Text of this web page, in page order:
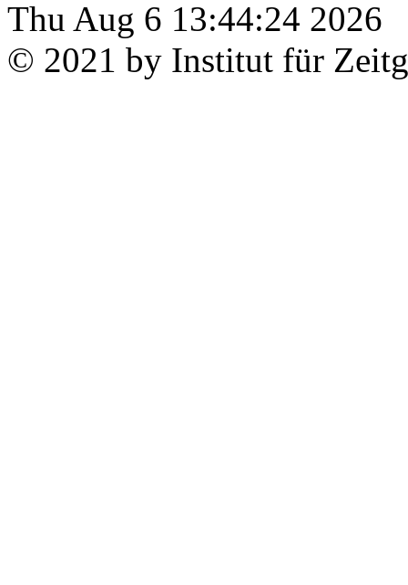
Thu Aug 6 13:44:24 2026
© 2021 by Institut für